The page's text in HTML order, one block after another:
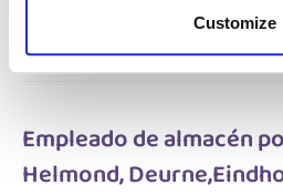
Customize
Empleado de almacén
Helmond,